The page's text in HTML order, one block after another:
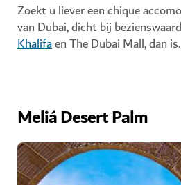
Zoekt u liever een chique
van Dubai, dicht bij
KhalifaenThe Dubai Mall, dan is
Meliá Desert Palm